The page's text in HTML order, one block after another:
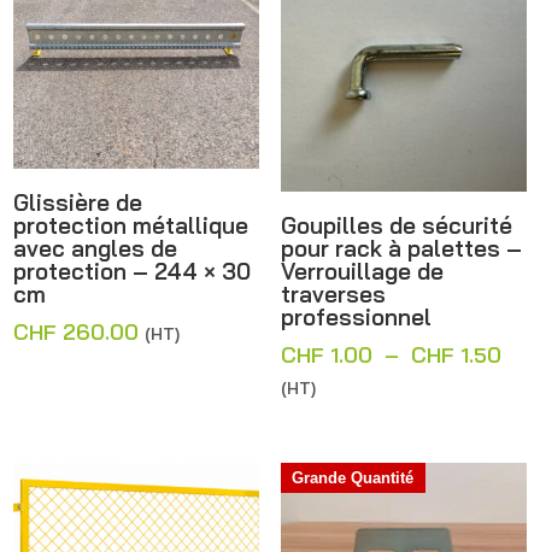
Glissière de
protection métallique
avec angles de
protection – 244 × 30
cm
CHF 260.00 (HT)
Goupilles de sécurité
pour rack à palettes –
Verrouillage de
traverses
professionnel
CHF 1.00 – CHF 1.50
(HT)
Grande Quantité